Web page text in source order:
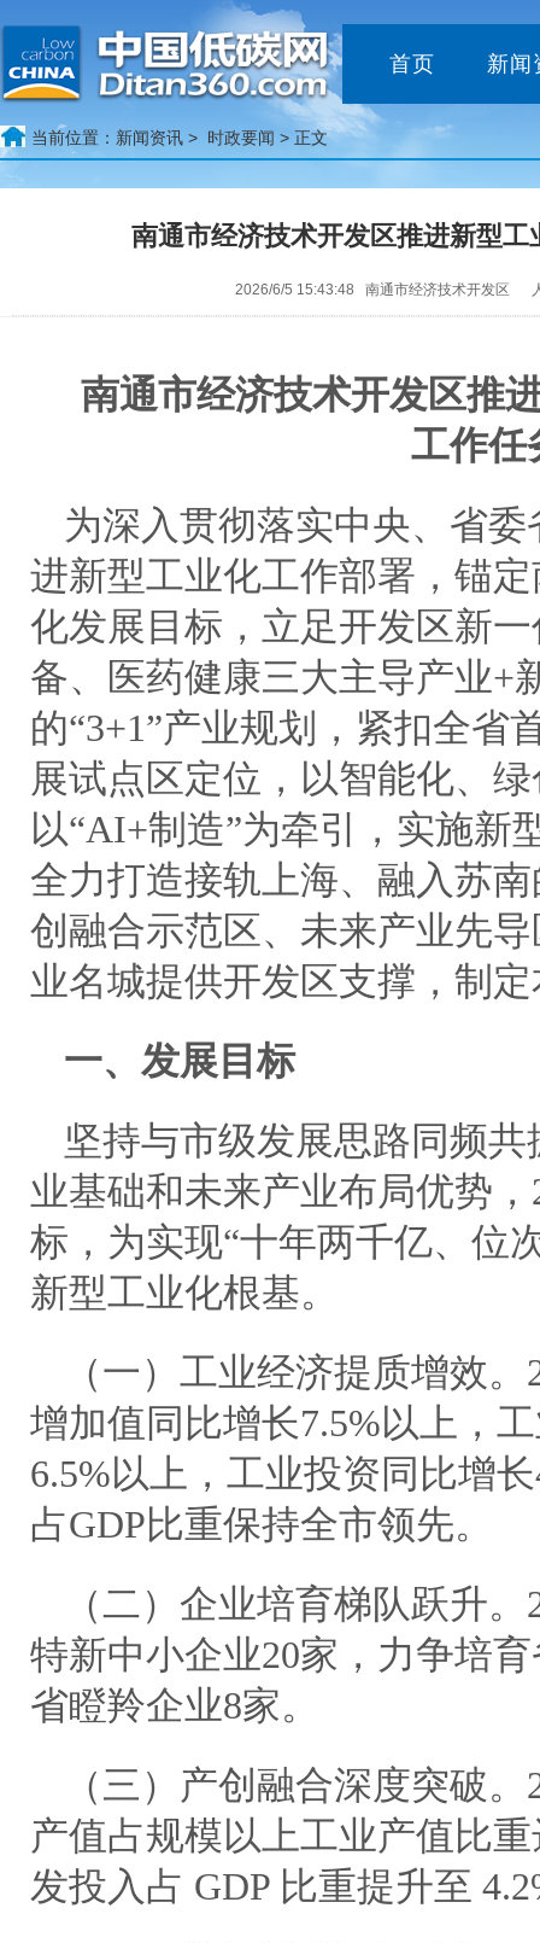
首页 新闻
当前位置： 新闻资讯 > 时政要闻 > 正文
南通市经济技术开发区推进新型工
2026/6/5 15:43:48 南通市经济技术开发区
南通市经济技术开发区推
工作任
为深入贯彻落实中央、省
进新型工业化工作部署，锚
化发展目标，立足开发区新
备、医药健康三大主导产业+
的“3+1”产业规划，紧扣全省
展试点区定位，以智能化、
以“AI+制造”为牵引，实施新
全力打造接轨上海、融入苏
创融合示范区、未来产业先
业名城提供开发区支撑，制
一、发展目标
坚持与市级发展思路同频共
业基础和未来产业布局优势
标，为实现“十年两千亿、位
新型工业化根基。
（一）工业经济提质增效
增加值同比增长7.5%以上，
6.5%以上，工业投资同比增
占GDP比重保持全市领先。
（二）企业培育梯队跃升
特新中小企业20家，力争培
省瞪羚企业8家。
（三）产创融合深度突破
产值占规模以上工业产值比
发投入占 GDP 比重提升至